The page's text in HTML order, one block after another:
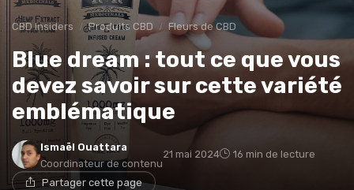
CBD Insiders Produits CBD Fleurs de CBD
Blue dream : tout ce que vous
devez savoir sur cette variété
emblématique
Ismaël Ouattara
Coordinateur de contenu
21 mai 2024 16 min de lecture
Partager cette page